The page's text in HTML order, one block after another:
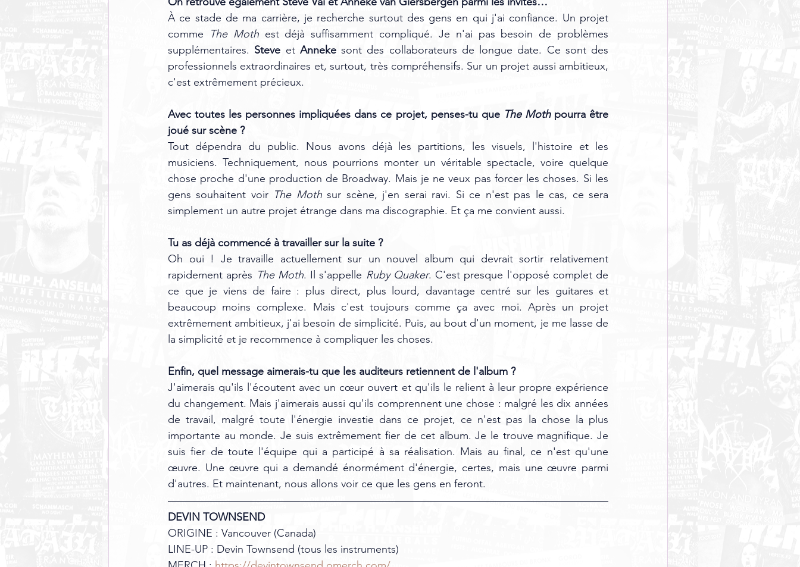
À ce stade de ma carrière, je recherche surtout des gens en qui j'ai confiance. Un projet
comme
The Moth est déjà suffisamment compliqué. Je n'ai pas besoin de problèmes
supplémentaires. Steve et Anneke sont des collaborateurs de longue date. Ce sont des
professionnels extraordinaires et, surtout, très compréhensifs. Sur un projet aussi ambitieux,
c'est extrêmement précieux.
Avec toutes les personnes impliquées dans ce projet, penses-tu que The Moth pourra être
joué sur scène ?
Tout dépendra du public. Nous avons déjà les partitions, les visuels, l'histoire et les
musiciens. Techniquement, nous pourrions monter un véritable spectacle, voire quelque
chose proche d'une production de Broadway. Mais je ne veux pas forcer les choses. Si les
gens souhaitent voir The Moth sur scène, j'en serai ravi. Si ce n'est pas le cas, ce sera
simplement un autre projet étrange dans ma discographie. Et ça me convient aussi.
Tu as déjà commencé à travailler sur la suite ?
Oh oui ! Je travaille actuellement sur un nouvel album qui devrait sortir relativement
rapidement après The Moth. Il s'appelle Ruby Quaker. C'est presque l'opposé complet de
ce que je viens de faire : plus direct, plus lourd, davantage centré sur les guitares et
beaucoup moins complexe. Mais c'est toujours comme ça avec moi. Après un projet
extrêmement ambitieux, j'ai besoin de simplicité. Puis, au bout d'un moment, je me lasse de
la simplicité et je recommence à compliquer les choses.
Enfin, quel message aimerais-tu que les auditeurs retiennent de l'album ?
J'aimerais qu'ils l'écoutent avec un cœur ouvert et qu'ils le relient à leur propre expérience
du changement. Mais j'aimerais aussi qu'ils comprennent une chose : malgré les dix années
de travail, malgré toute l'énergie investie dans ce projet, ce n'est pas la chose la plus
importante au monde. Je suis extrêmement fier de cet album. Je le trouve magnifique. Je
suis fier de toute l'équipe qui a participé à sa réalisation. Mais au final, ce n'est qu'une
œuvre. Une œuvre qui a demandé énormément d'énergie, certes, mais une œuvre parmi
d'autres. Et maintenant, nous allons voir ce que les gens en feront.
DEVIN TOWNSEND
ORIGINE : Vancouver (Canada)
LINE-UP : Devin Townsend (tous les instruments)